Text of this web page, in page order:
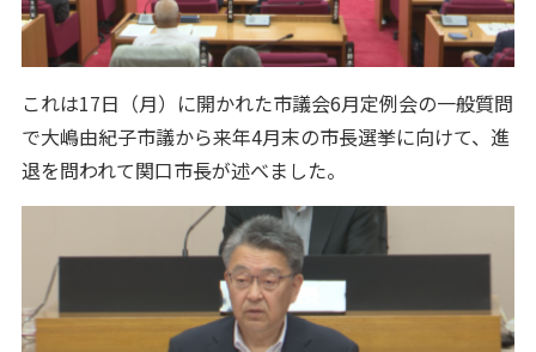
これは17日（月）に開かれた市議会6月定例会の一般質問
で大嶋由紀子市議から来年4月末の市長選挙に向けて、進
退を問われて関口市長が述べました。